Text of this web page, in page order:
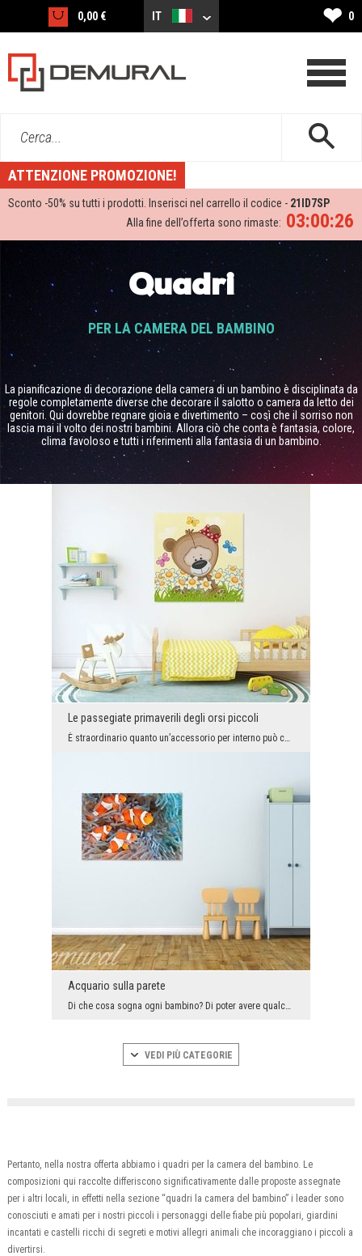
0,00 € IT ❤ 0
Cerca...
ATTENZIONE PROMOZIONE!
Sconto -50% su tutti i prodotti. Inserisci nel carrello il codice - 21ID7SP
03:00:24
Alla fine dell’offerta sono rimaste:
Quadri
PER LA CAMERA DEL BAMBINO
La pianificazione di decorazione della camera di un bambino è disciplinata da
regole completamente diverse che decorare il salotto o camera da letto dei
genitori. Qui dovrebbe regnare gioia e divertimento – così che il sorriso non
lascia mai il volto dei nostri bambini. Allora ciò che conta è fantasia, colore,
clima favoloso e tutti i riferimenti alla fantasia di un bambino.
Le passegiate primaverili degli orsi piccoli
È straordinario quanto un’accessorio per interno può cambiare. Se sogni degli arrangiamenti origi...
Acquario sulla parete
Di che cosa sogna ogni bambino? Di poter avere qualche animale. E non solo - meglio un animale ch...
VEDI PIÙ CATEGORIE
Pertanto, nella nostra offerta abbiamo i quadri per la camera del bambino. Le
composizioni qui raccolte differiscono significativamente dalle proposte assegnate
per i altri locali, in effetti nella sezione “quadri la camera del bambino” i leader sono
conosciuti e amati per i nostri piccoli i personaggi delle fiabe più popolari, giardini
incantati e castelli ricchi di segreti e motivi allegri animali che incoraggiano i piccoli a
divertirsi.